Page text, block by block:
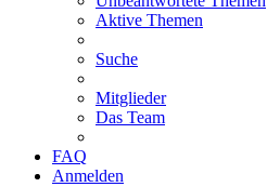
Aktive Themen
Suche
Mitglieder
Das Team
FAQ
Anmelden